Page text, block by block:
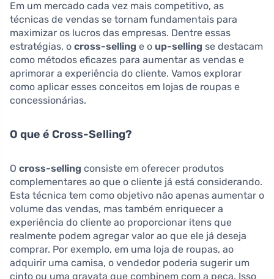
Em um mercado cada vez mais competitivo, as
técnicas de vendas se tornam fundamentais para
maximizar os lucros das empresas. Dentre essas
estratégias, o cross-selling e o up-selling se destacam
como métodos eficazes para aumentar as vendas e
aprimorar a experiência do cliente. Vamos explorar
como aplicar esses conceitos em lojas de roupas e
concessionárias.
O que é Cross-Selling?
O cross-selling consiste em oferecer produtos
complementares ao que o cliente já está considerando.
Esta técnica tem como objetivo não apenas aumentar o
volume das vendas, mas também enriquecer a
experiência do cliente ao proporcionar itens que
realmente podem agregar valor ao que ele já deseja
comprar. Por exemplo, em uma loja de roupas, ao
adquirir uma camisa, o vendedor poderia sugerir um
cinto ou uma gravata que combinem com a peça. Isso